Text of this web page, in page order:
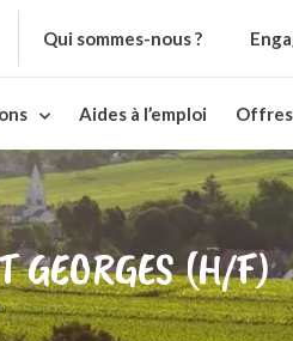
Qui sommes-nous ?
Aides à l’emploi Offres
GEORGES (H/F)